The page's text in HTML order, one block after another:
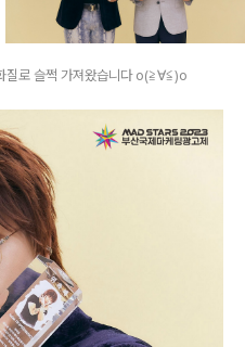
질로 슬쩍 가져왔습니다 o(≧∀≦)o